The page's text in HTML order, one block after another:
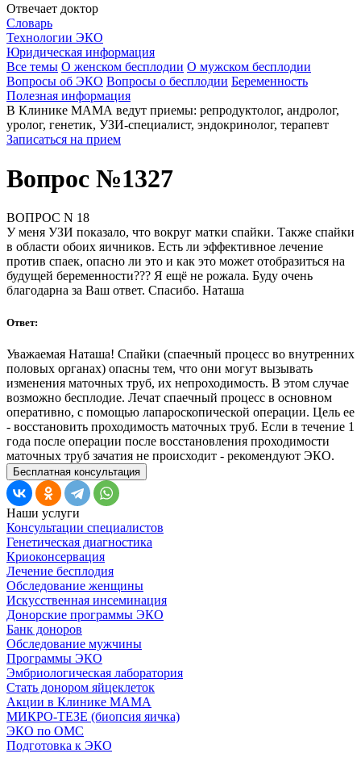
Отвечает доктор
Словарь
Технологии ЭКО
Юридическая информация
Все темы О женском бесплодии О мужском бесплодии
Вопросы об ЭКО Вопросы о бесплодии Беременность
Полезная информация
В Клинике МАМА ведут приемы: репродуктолог, андролог,
уролог, генетик, УЗИ-специалист, эндокринолог, терапевт
Записаться на прием
Вопрос №1327
ВОПРОС N 18
У меня УЗИ показало, что вокруг матки спайки. Также спайки
в области обоих яичников. Есть ли эффективное лечение
против спаек, опасно ли это и как это может отобразиться на
будущей беременности??? Я ещё не рожала. Буду очень
благодарна за Ваш ответ. Спасибо. Наташа
Ответ:
Уважаемая Наташа! Спайки (спаечный процесс во внутренних
половых органах) опасны тем, что они могут вызывать
изменения маточных труб, их непроходимость. В этом случае
возможно бесплодие. Лечат спаечный процесс в основном
оперативно, с помощью лапароскопической операции. Цель ее
- восстановить проходимость маточных труб. Если в течение 1
года после операции после восстановления проходимости
маточных труб зачатия не происходит - рекомендуют ЭКО.
Бесплатная консультация
Наши услуги
Консультации специалистов
Генетическая диагностика
Криоконсервация
Лечение бесплодия
Обследование женщины
Искусственная инсеминация
Донорские программы ЭКО
Банк доноров
Обследование мужчины
Программы ЭКО
Эмбриологическая лаборатория
Стать донором яйцеклеток
Акции в Клинике МАМА
МИКРО-ТЕЗЕ (биопсия яичка)
ЭКО по ОМС
Подготовка к ЭКО